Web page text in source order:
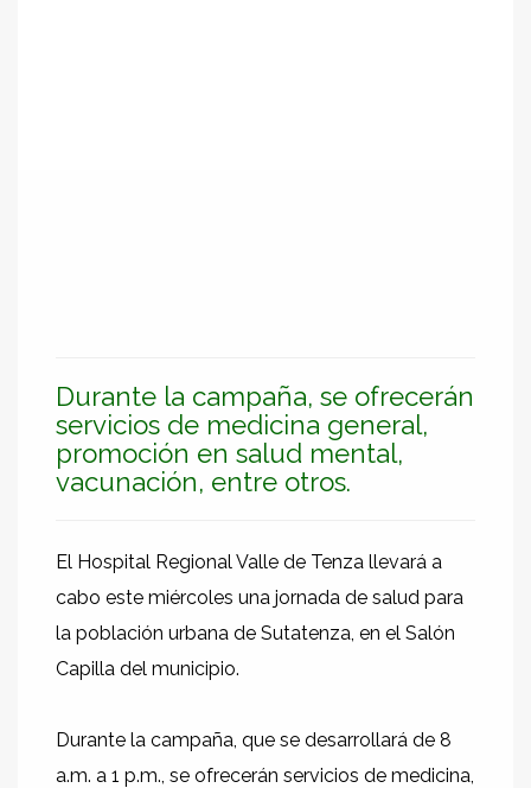
Durante la campaña, se ofrecerán
servicios de medicina general,
promoción en salud mental,
vacunación, entre otros.
El Hospital Regional Valle de Tenza llevará a
cabo este miércoles una jornada de salud para
la población urbana de Sutatenza, en el Salón
Capilla del municipio.
Durante la campaña, que se desarrollará de 8
a.m. a 1 p.m., se ofrecerán servicios de medicina,